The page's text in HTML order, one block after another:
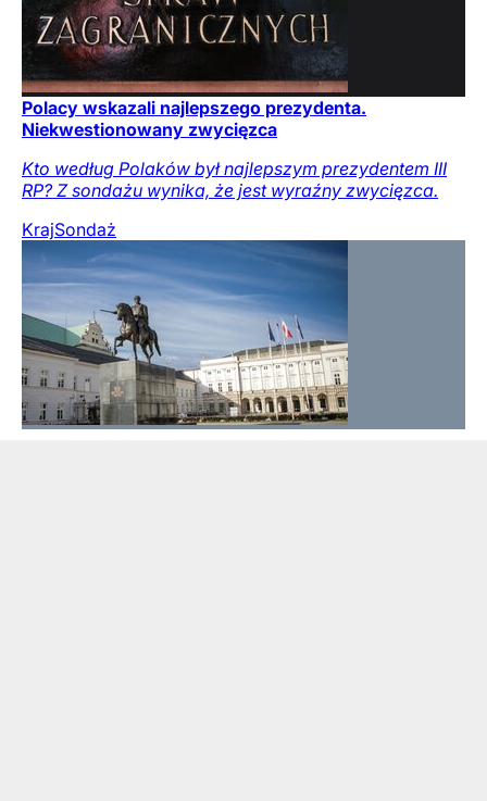
Polacy wskazali najlepszego prezydenta.
Niekwestionowany zwycięzca
Kto według Polaków był najlepszym prezydentem III
RP? Z sondażu wynika, że jest wyraźny zwycięzca.
KrajSondaż